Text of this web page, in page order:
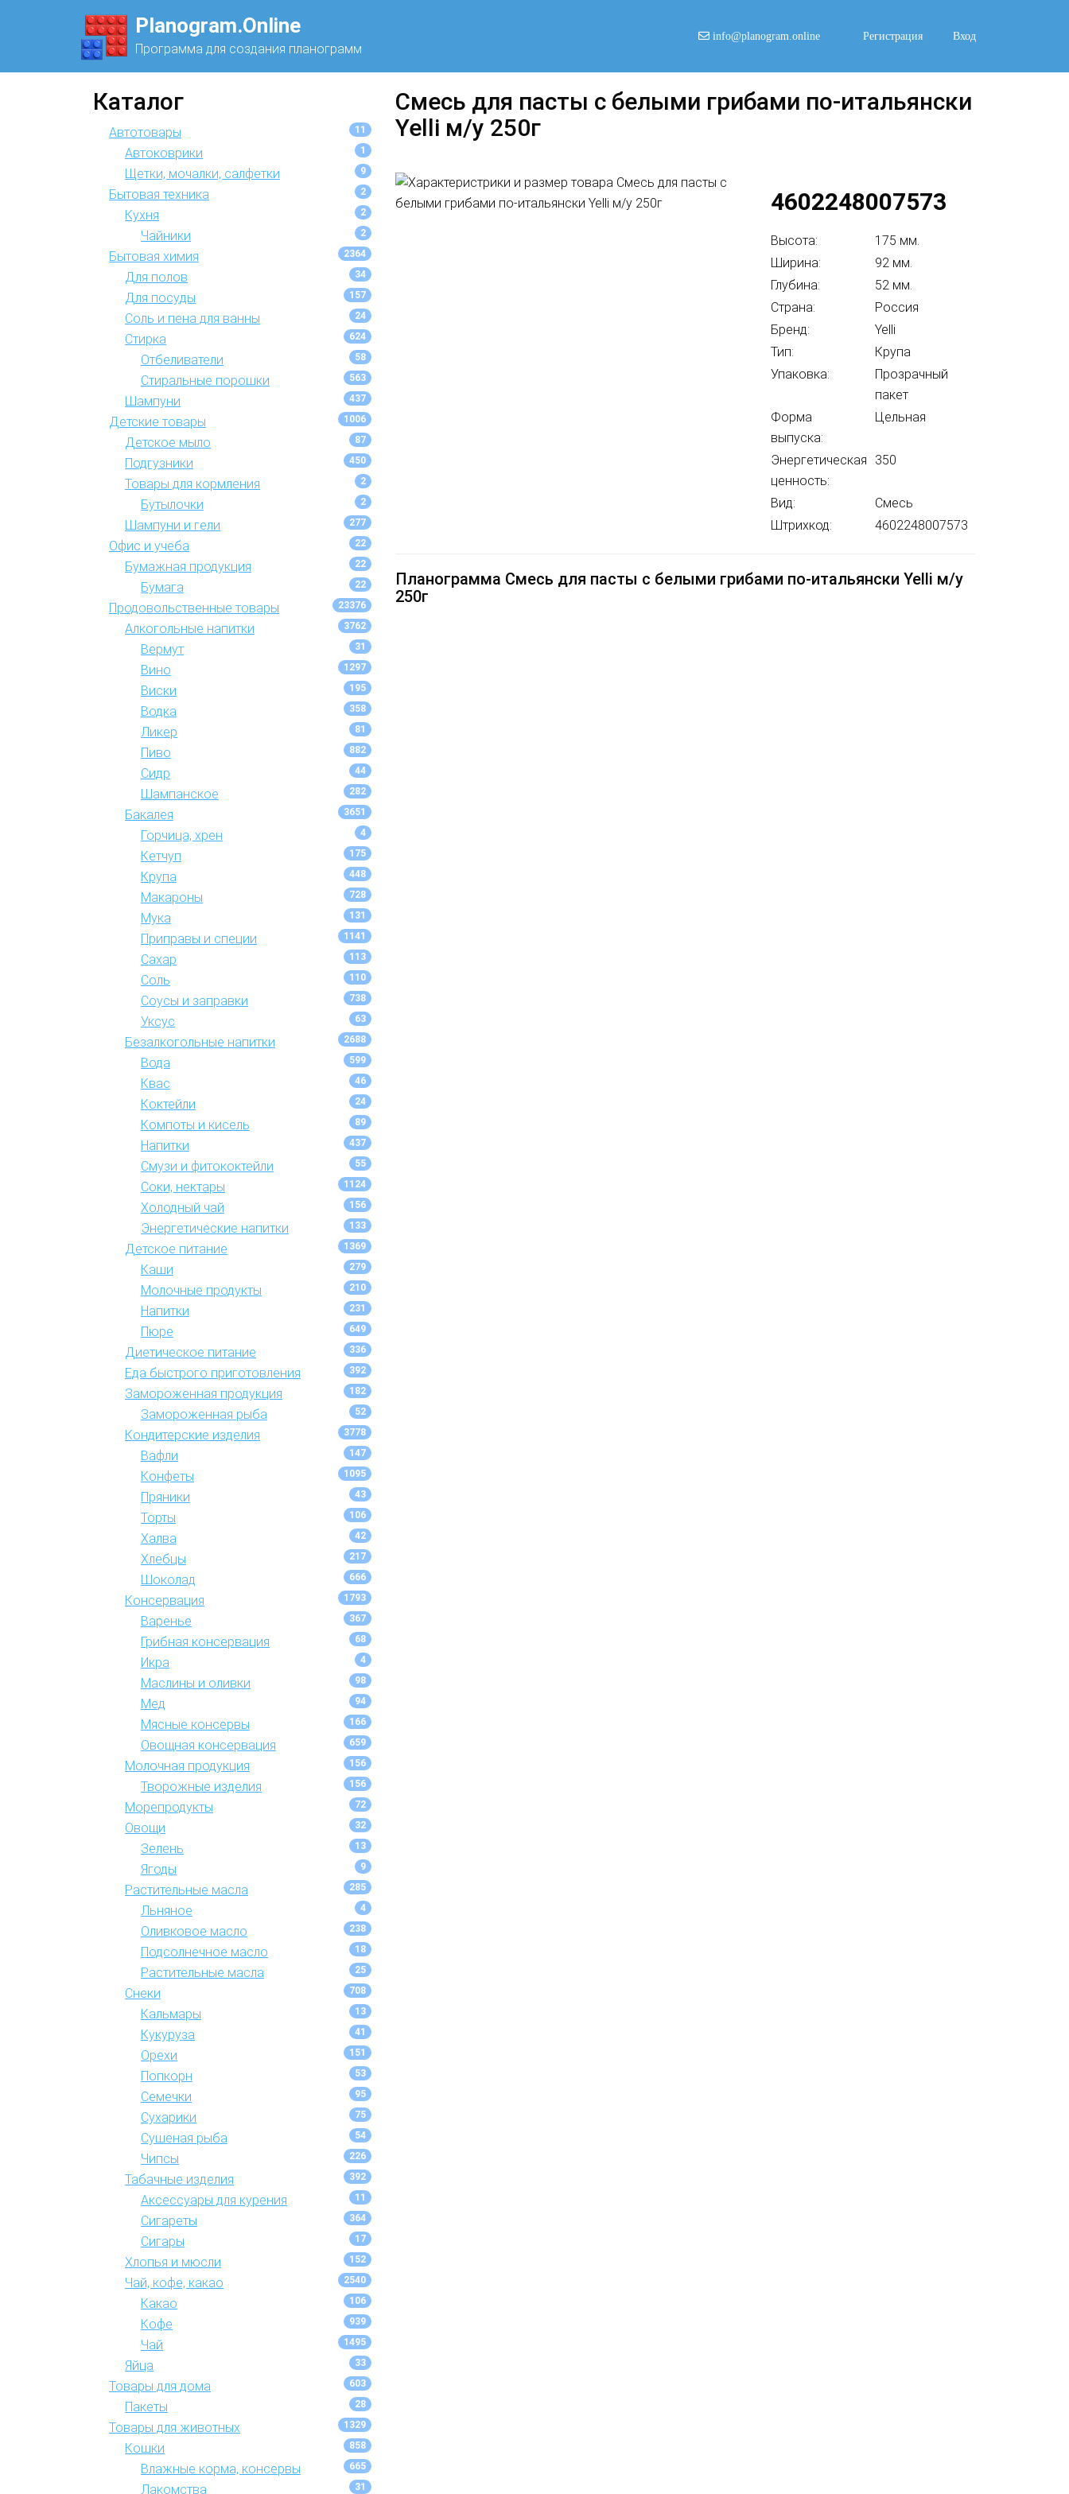
Planogram.Online
Программа для создания планограмм
info@planogram.online Регистрация Вход
Каталог
Автотовары 11
Автоковрики 1
Щетки, мочалки, салфетки 9
Бытовая техника 2
Кухня 2
Чайники 2
Бытовая химия 2364
Для полов 34
Для посуды 157
Соль и пена для ванны 24
Стирка 624
Отбеливатели 58
Стиральные порошки 563
Шампуни 437
Детские товары 1006
Детское мыло 87
Подгузники 450
Товары для кормления 2
Бутылочки 2
Шампуни и гели 277
Офис и учеба 22
Бумажная продукция 22
Бумага 22
Продовольственные товары 23376
Алкогольные напитки 3762
Вермут 31
Вино 1297
Виски 195
Водка 358
Ликер 81
Пиво 882
Сидр 44
Шампанское 282
Бакалея 3651
Горчица, хрен 4
Кетчуп 175
Крупа 448
Макароны 728
Мука 131
Приправы и специи 1141
Сахар 113
Соль 110
Соусы и заправки 738
Уксус 63
Безалкогольные напитки 2688
Вода 599
Квас 46
Коктейли 24
Компоты и кисель 89
Напитки 437
Смузи и фитококтейли 55
Соки, нектары 1124
Холодный чай 156
Энергетические напитки 133
Детское питание 1369
Каши 279
Молочные продукты 210
Напитки 231
Пюре 649
Диетическое питание 336
Еда быстрого приготовления 392
Замороженная продукция 182
Замороженная рыба 52
Кондитерские изделия 3778
Вафли 147
Конфеты 1095
Пряники 43
Торты 106
Халва 42
Хлебцы 217
Шоколад 666
Консервация 1793
Варенье 367
Грибная консервация 68
Икра 4
Маслины и оливки 98
Мед 94
Мясные консервы 166
Овощная консервация 659
Молочная продукция 156
Творожные изделия 156
Морепродукты 72
Овощи 32
Зелень 13
Ягоды 9
Растительные масла 285
Льняное 4
Оливковое масло 238
Подсолнечное масло 18
Растительные масла 25
Снеки 708
Кальмары 13
Кукуруза 41
Орехи 151
Попкорн 53
Семечки 95
Сухарики 75
Сушеная рыба 54
Чипсы 226
Табачные изделия 392
Аксессуары для курения 11
Сигареты 364
Сигары 17
Хлопья и мюсли 152
Чай, кофе, какао 2540
Какао 106
Кофе 939
Чай 1495
Яйца 33
Товары для дома 603
Пакеты 28
Товары для животных 1329
Кошки 858
Влажные корма, консервы 665
Лакомства 31
Смесь для пасты с белыми грибами по-итальянски
Yelli м/у 250г
4602248007573
Высота:
175 мм.
Ширина:
92 мм.
Глубина:
52 мм.
Страна:
Россия
Бренд:
Yelli
Тип:
Крупа
Упаковка:
Прозрачный
пакет
Форма
выпуска:
Цельная
Энергетическая
ценность:
350
Вид:
Смесь
Штрихкод:
4602248007573
Планограмма Смесь для пасты с белыми грибами по-итальянски Yelli м/у
250г